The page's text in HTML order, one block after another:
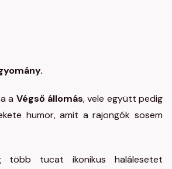
a Végső állomás, vele együtt pedig
humor, amit a rajongók sosem
több tucat ikonikus halálesetet